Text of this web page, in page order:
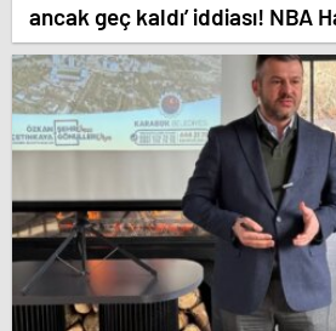
ancak geç kaldı’ iddiası! NBA